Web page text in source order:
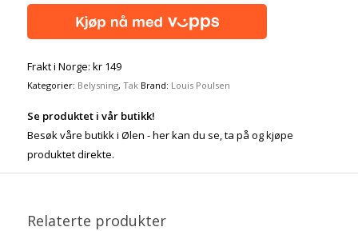
Frakt i Norge: kr 149
Kategorier: Belysning, Tak Brand: Louis Poulsen
Se produktet i vår butikk!
Besøk våre butikk i Ølen - her kan du se, ta på og kjøpe
produktet direkte.
Relaterte produkter